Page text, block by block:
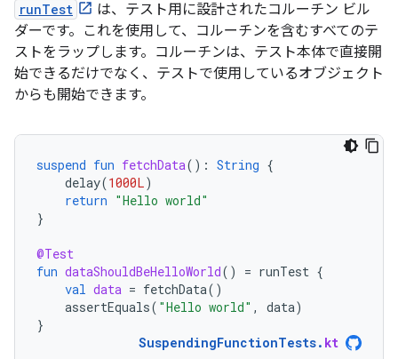
runTest
は、テスト用に設計されたコルーチン ビル
ダーです。これを使用して、コルーチンを含むすべてのテ
ストをラップします。コルーチンは、テスト本体で直接開
始できるだけでなく、テストで使用しているオブジェクト
からも開始できます。
suspend fun fetchData(): String {
delay(1000L)
return "Hello world"
}
@Test
fun dataShouldBeHelloWorld() = runTest {
val data = fetchData()
assertEquals( "Hello world" , data)
}
SuspendingFunctionTests. kt